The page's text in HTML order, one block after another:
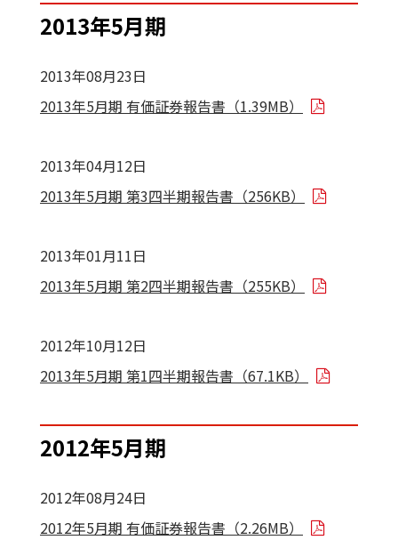
2013年5月期
2013年08月23日
2013年5月期 有価証券報告書（1.39MB）
2013年04月12日
2013年5月期 第3四半期報告書（256KB）
2013年01月11日
2013年5月期 第2四半期報告書（255KB）
2012年10月12日
2013年5月期 第1四半期報告書（67.1KB）
2012年5月期
2012年08月24日
2012年5月期 有価証券報告書（2.26MB）